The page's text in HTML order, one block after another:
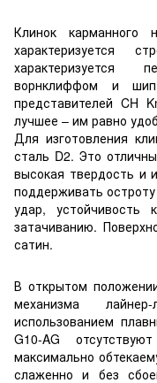
Клинок карманного
характеризуется
характеризуется
ворнклиффом и
представителей CH
лучшее – им равно
Для изготовления
сталь D2. Это
высокая твердость и
поддерживать
удар, устойчивость
затачиванию.
сатин.
В открытом
механизма
использованием
G10-AG
максимально
слаженно и без